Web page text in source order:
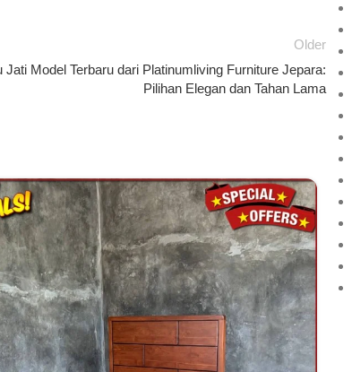
Older
Jati Model Terbaru dari Platinumliving Furniture Jepara:
Pilihan Elegan dan Tahan Lama